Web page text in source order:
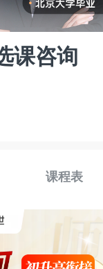
课咨询
课程表